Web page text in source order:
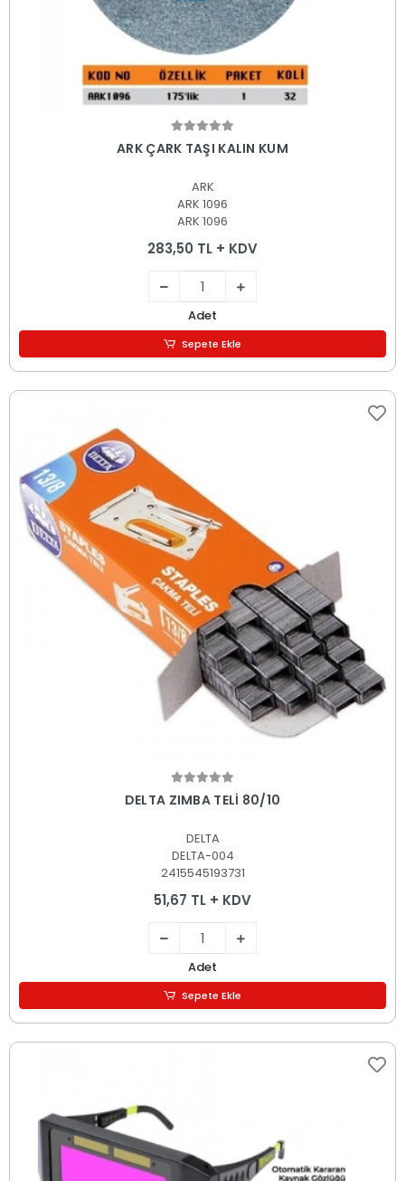
Sepete Ekle
ARK ÇARK TAŞI KALIN KUM
ARK
ARK 1096
ARK 1096
283,50 TL + KDV
Adet
Sepete Ekle
Sepete Ekle
DELTA ZIMBA TELİ 80/10
DELTA
DELTA-004
2415545193731
51,67 TL + KDV
Adet
Sepete Ekle